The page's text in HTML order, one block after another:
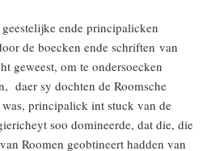
ende principalicken
de boecken ende schriften van
geweest, om te ondersoecken
daer sy dochten de Roomsche
principalick int stuck van de
soo domineerde, dat die, die
Roomen geobtineert hadden van